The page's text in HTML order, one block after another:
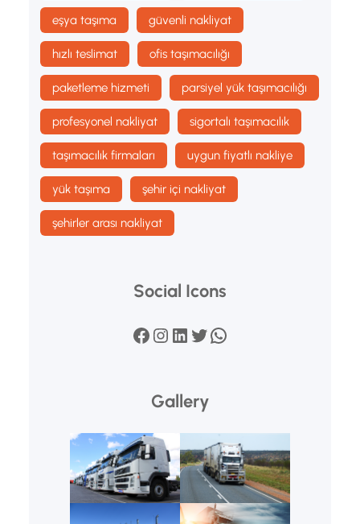
eşya taşıma güvenli nakliyat
hızlı teslimat ofis taşımacılığı
paketleme hizmeti parsiyel yük taşımacılığı
profesyonel nakliyat sigortalı taşımacılık
taşımacılık firmaları uygun fiyatlı nakliye
yük taşıma şehir içi nakliyat
şehirler arası nakliyat
Social Icons
Facebook Instagram LinkedIn Twitter WhatsApp
Gallery